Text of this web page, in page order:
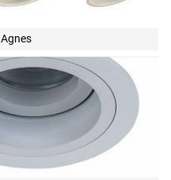
Agnes